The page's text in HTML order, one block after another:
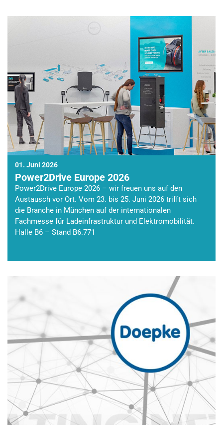
01. Juni 2026
Power2Drive Europe 2026
Power2Drive Europe 2026 – wir freuen uns auf den
Austausch vor Ort. Vom 23. bis 25. Juni 2026 trifft sich
die Branche in München auf der internationalen
Fachmesse für Ladeinfrastruktur und Elektromobilität.
Halle B6 – Stand B6.771